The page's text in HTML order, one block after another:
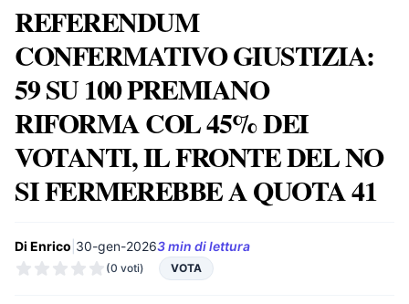
REFERENDUM
CONFERMATIVO GIUSTIZIA:
59 SU 100 PREMIANO
RIFORMA COL 45% DEI
VOTANTI, IL FRONTE DEL NO
SI FERMEREBBE A QUOTA 41
Di Enrico 30-gen-20263 min di lettura
(0 voti) VOTA